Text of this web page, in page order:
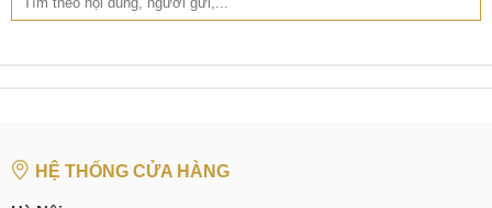
đứt gãy.
main.
Người dùng mở quá nhiều ứng dụng cùng lúc khiến
HỆ THỐNG CỬA HÀNG